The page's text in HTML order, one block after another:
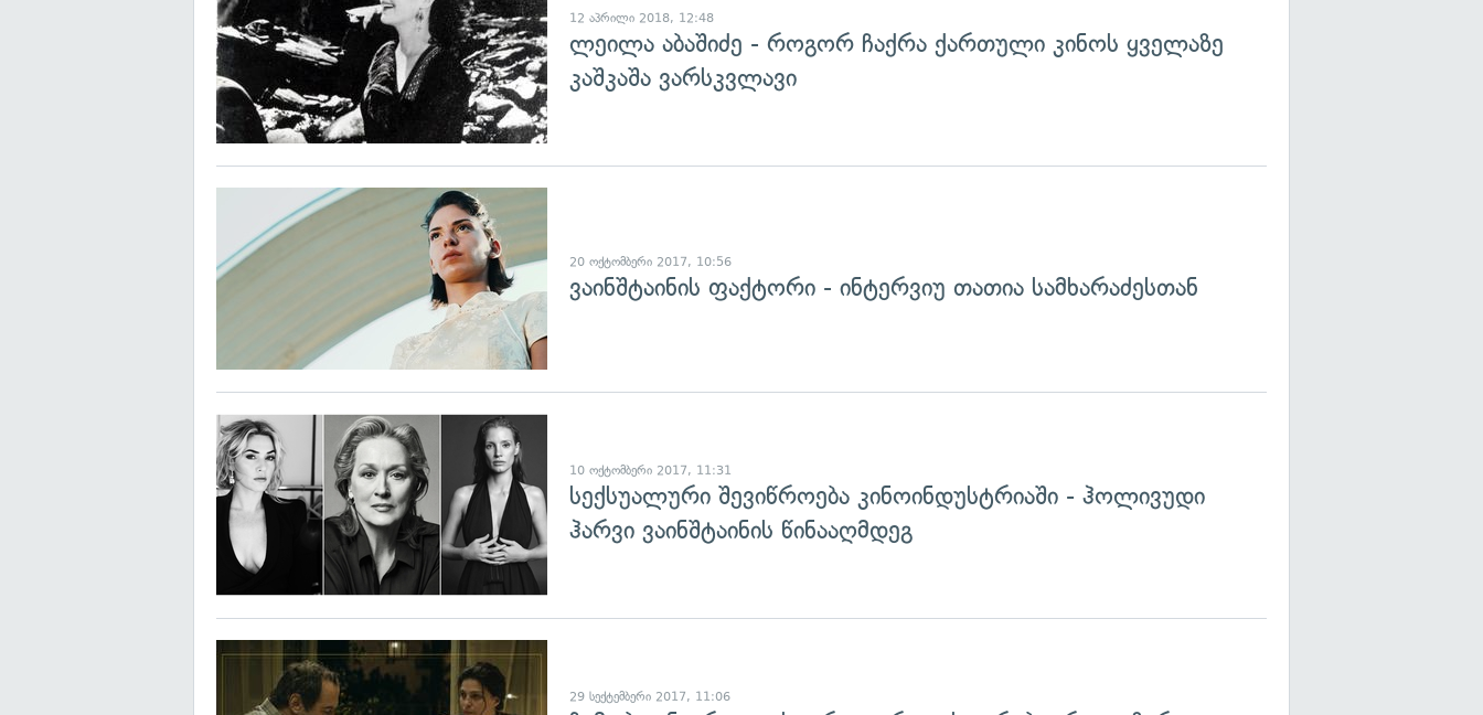
12 აპრილი 2018, 12:48
ლეილა აბაშიძე - როგორ ჩაქრა ქართული კინოს ყველაზე
კაშკაშა ვარსკვლავი
20 ოქტომბერი 2017, 10:56
ვაინშტაინის ფაქტორი - ინტერვიუ თათია სამხარაძესთან
10 ოქტომბერი 2017, 11:31
სექსუალური შევიწროება კინოინდუსტრიაში - ჰოლივუდი
ჰარვი ვაინშტაინის წინააღმდეგ
29 სექტემბერი 2017, 11:06